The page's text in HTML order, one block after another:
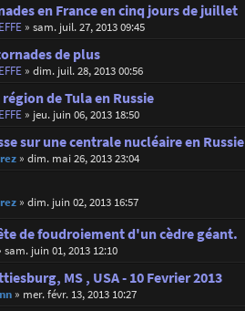
en France en cinq jours de juillet
» sam. juil. 27, 2013 09:45
de plus
» dim. juil. 28, 2013 00:56
de Tula en Russie
» jeu. juin 06, 2013 18:50
sur une centrale nucléaire en Russie
» dim. mai 26, 2013 23:04
» dim. juin 02, 2013 16:57
de foudroiement d'un cèdre géant.
sam. juin 01, 2013 12:10
MS , USA - 10 Fevrier 2013
» mer. févr. 13, 2013 10:27